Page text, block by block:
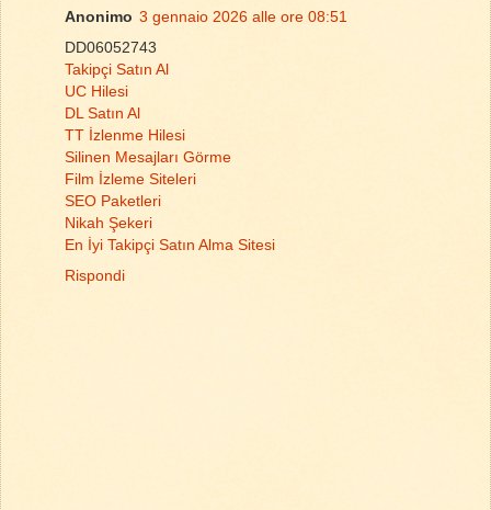
Anonimo 3 gennaio 2026 alle ore 08:51
DD06052743
Takipçi Satın Al
UC Hilesi
DL Satın Al
TT İzlenme Hilesi
Silinen Mesajları Görme
Film İzleme Siteleri
SEO Paketleri
Nikah Şekeri
En İyi Takipçi Satın Alma Sitesi
Rispondi